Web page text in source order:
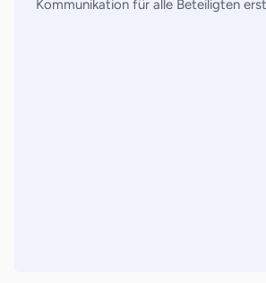
Kommunikation für alle Beteiligten